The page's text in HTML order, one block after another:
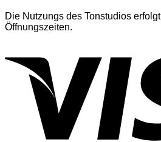
Die Nutzungs des Tonstudios
Öffnungszeiten.